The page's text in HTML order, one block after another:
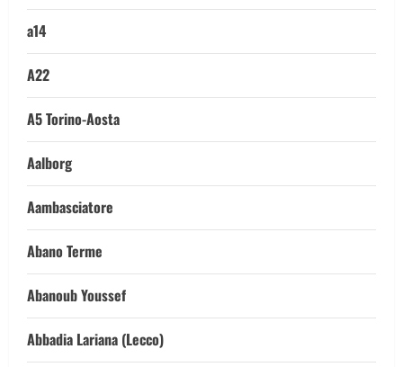
a14
A22
A5 Torino-Aosta
Aalborg
Aambasciatore
Abano Terme
Abanoub Youssef
Abbadia Lariana (Lecco)